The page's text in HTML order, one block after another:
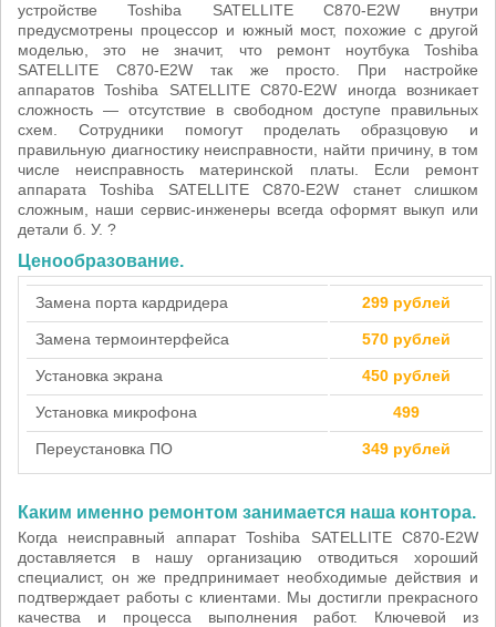
устройстве Toshiba SATELLITE C870-E2W внутри
предусмотрены процессор и южный мост, похожие с другой
моделью, это не значит, что ремонт ноутбука Toshiba
SATELLITE C870-E2W так же просто. При настройке
аппаратов Toshiba SATELLITE C870-E2W иногда возникает
сложность — отсутствие в свободном доступе правильных
схем. Сотрудники помогут проделать образцовую и
правильную диагностику неисправности, найти причину, в том
числе неисправность материнской платы. Если ремонт
аппарата Toshiba SATELLITE C870-E2W станет слишком
сложным, наши сервис-инженеры всегда оформят выкуп или
детали б. У. ?
Ценообразование.
Замена порта кардридера 299 рублей
Замена термоинтерфейса 570 рублей
Установка экрана 450 рублей
Установка микрофона 499
Переустановка ПО 349 рублей
Каким именно ремонтом занимается наша контора.
Когда неисправный аппарат Toshiba SATELLITE C870-E2W
доставляется в нашу организацию отводиться хороший
специалист, он же предпринимает необходимые действия и
подтверждает работы с клиентами. Мы достигли прекрасного
качества и процесса выполнения работ. Ключевой из